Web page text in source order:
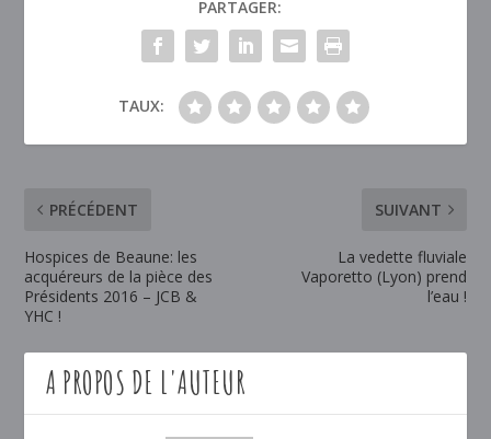
PARTAGER:
TAUX:
PRÉCÉDENT
Hospices de Beaune: les
acquéreurs de la pièce des
Présidents 2016 – JCB &
YHC !
SUIVANT
La vedette fluviale
Vaporetto (Lyon) prend
l’eau !
A PROPOS DE L'AUTEUR